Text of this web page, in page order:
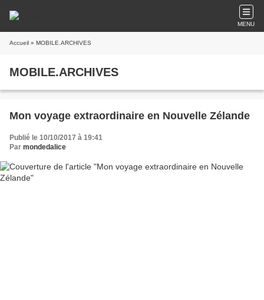
MENU
Accueil » MOBILE.ARCHIVES
MOBILE.ARCHIVES
Mon voyage extraordinaire en Nouvelle Zélande
Publié le 10/10/2017 à 19:41
Par mondedalice